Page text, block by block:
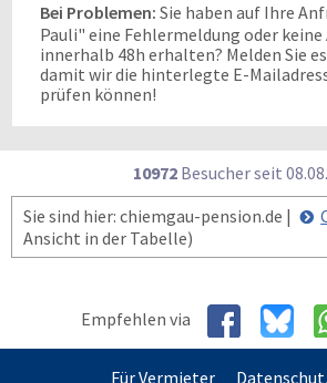
Bei Problemen: Sie haben auf Ihre
Pauli" eine Fehlermeldung oder
innerhalb 48h erhalten? Melden Sie
damit wir die hinterlegte E-
prüfen können!
10972 Besucher seit 08.0
Sie sind hier: chiemgau-pension.de |
Ansicht in der Tabelle)
Empfehlen via
Für Vermieter